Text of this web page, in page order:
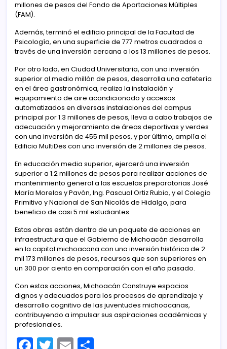
millones de pesos del Fondo de Aportaciones Múltiples
(FAM).
Además, terminó el edificio principal de la Facultad de
Psicología, en una superficie de 777 metros cuadrados a
través de una inversión cercana a los 13 millones de pesos.
Por otro lado, en Ciudad Universitaria, con una inversión
superior al medio millón de pesos, desarrolla una cafetería
en el área gastronómica, realiza la instalación y
equipamiento de aire acondicionado y accesos
automatizados en diversas instalaciones del campus
principal por 1.3 millones de pesos, lleva a cabo trabajos de
adecuación y mejoramiento de áreas deportivas y verdes
con una inversión de 455 mil pesos, y por último, amplía el
Edificio MultiDes con una inversión de 2 millones de pesos.
En educación media superior, ejercerá una inversión
superior a 1.2 millones de pesos para realizar acciones de
mantenimiento general a las escuelas preparatorias José
María Morelos y Pavón, Ing. Pascual Ortiz Rubio, y el Colegio
Primitivo y Nacional de San Nicolás de Hidalgo, para
beneficio de casi 5 mil estudiantes.
Estas obras están dentro de un paquete de acciones en
infraestructura que el Gobierno de Michoacán desarrolla
en la capital michoacana con una inversión histórica de 2
mil 173 millones de pesos, recursos que son superiores en
un 300 por ciento en comparación con el año pasado.
Con estas acciones, Michoacán Construye espacios
dignos y adecuados para los procesos de aprendizaje y
desarrollo cognitivo de las juventudes michoacanas,
contribuyendo a impulsar sus aspiraciones académicas y
profesionales.